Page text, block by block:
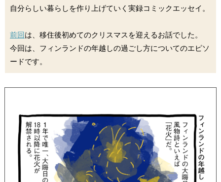
自分らしい暮らしを作り上げていく実録コミックエッセイ。
前回は、移住後初めてのクリスマスを迎えるお話でした。
今回は、フィンランドの年越しの過ごし方についてのエピソ
ードです。